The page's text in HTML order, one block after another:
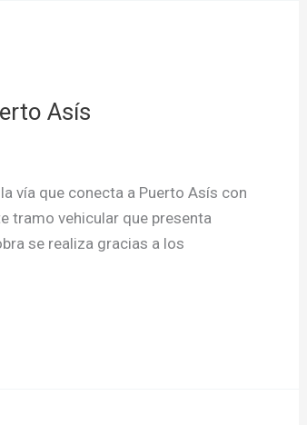
Asís
vía que conecta a Puerto Asís con
tramo vehicular que presenta
se realiza gracias a los